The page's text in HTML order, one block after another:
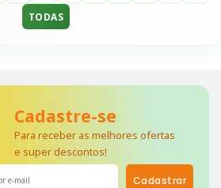
TODAS
Cadastre-se
Para receber as melhores ofertas
e super descontos!
Cadastrar